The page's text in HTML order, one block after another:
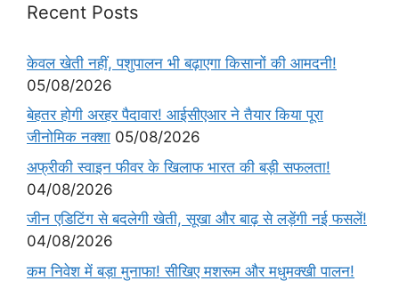
Recent Posts
केवल खेती नहीं, पशुपालन भी बढ़ाएगा किसानों की आमदनी!
05/08/2026
बेहतर होगी अरहर पैदावार! आईसीएआर ने तैयार किया पूरा
जीनोमिक नक्शा 05/08/2026
अफ्रीकी स्वाइन फीवर के खिलाफ भारत की बड़ी सफलता!
04/08/2026
जीन एडिटिंग से बदलेगी खेती, सूखा और बाढ़ से लड़ेंगी नई फसलें!
04/08/2026
कम निवेश में बड़ा मुनाफा! सीखिए मशरूम और मधुमक्खी पालन!